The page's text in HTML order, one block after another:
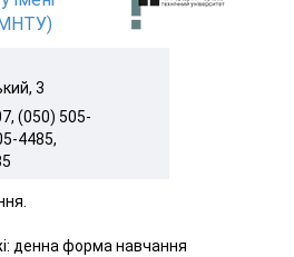
3
(050) 505-
4485,
денна форма навчання